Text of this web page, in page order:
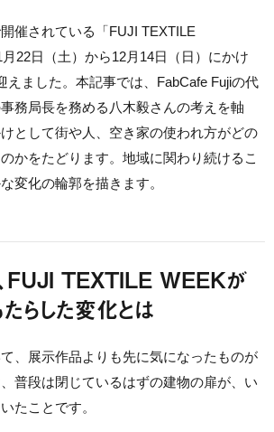
催されている「FUJI TEXTILE
22日（土）から12月14日（日）にかけ
えました。本記事では、FabCafe Fujiの代
務局長を務める八木毅さんの考えを軸
として街や人、空き家の使われ方がどの
かをたどります。地域に関わり続けるこ
変化の輪郭を描きます。
FUJI TEXTILE WEEKが
らした変化とは
、展示作品よりも先に気になったものが
普段は閉じているはずの建物の扉が、い
たことです。